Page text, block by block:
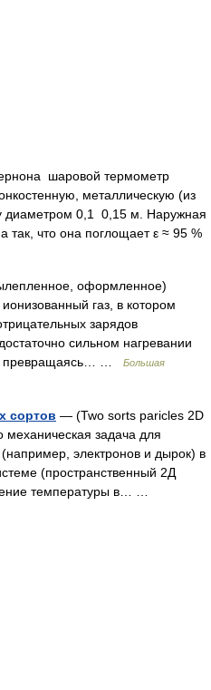
шаровой термометр
металлическую (из
диаметром 0,1 0,15 м. Наружная
так, что она поглощает ε ≈ 95 %
оформленное)
газ, в котором
зарядов
сильном нагревании
превращаясь… …
Большая
сортов — (Two sorts paricles 2D
механическая задача для
электронов и дырок) в
(пространственный 2Д
температуры в… …